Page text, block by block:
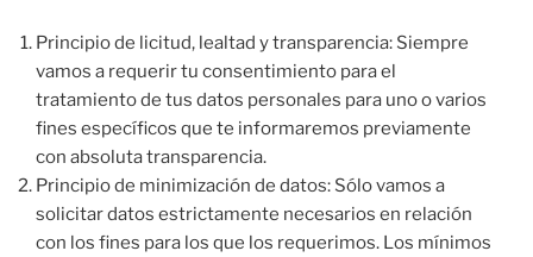
Principio de licitud, lealtad y transparencia: Siempre
vamos a requerir tu consentimiento para el
tratamiento de tus datos personales para uno o varios
fines específicos que te informaremos previamente
con absoluta transparencia.
Principio de minimización de datos: Sólo vamos a
solicitar datos estrictamente necesarios en relación
con los fines para los que los requerimos. Los mínimos